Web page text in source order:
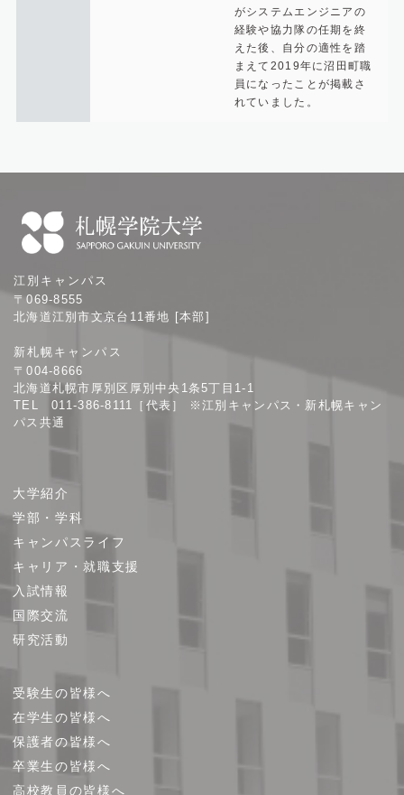
がシステムエンジニアの
経験や協力隊の任期を終
えた後、自分の適性を踏
まえて2019年に沼田町職
員になったことが掲載さ
れていました。
幌
学
大
学
江別キャンパス
〒069-8555
北海道江別市文京台11番地 [本部]
新札幌キャンパス
〒004-8666
北海道札幌市厚別区厚別中央1条5丁目1-1
TEL 011-386-8111［代表］ ※江別キャンパス・新札幌キャン
パス共通
ト
プ
大学紹介
学部・学科
キャンパスライフ
キャリア・就職支援
入試情報
国際交流
研究活動
受験生の皆様へ
在学生の皆様へ
保護者の皆様へ
卒業生の皆様へ
高校教員の皆様へ